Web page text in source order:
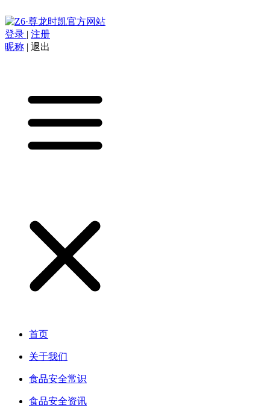
登录 | 注册
昵称 | 退出
首页
关于我们
食品安全常识
食品安全资讯